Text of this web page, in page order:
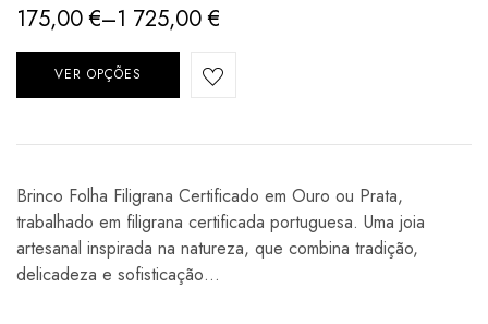
175,00€–1 725,00€
VER OPÇÕES
Brinco Folha Filigrana Certificado em Ouro ou Prata,
trabalhado em filigrana certificada portuguesa. Uma joia
artesanal inspirada na natureza, que combina tradição,
delicadeza e sofisticação…